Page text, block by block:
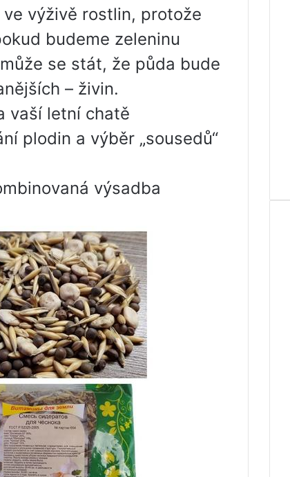
výživě rostlin, protože
budeme zeleninu
se stát, že půda bude
– živin.
vaší letní chatě
plodin a výběr „sousedů“
výsadba